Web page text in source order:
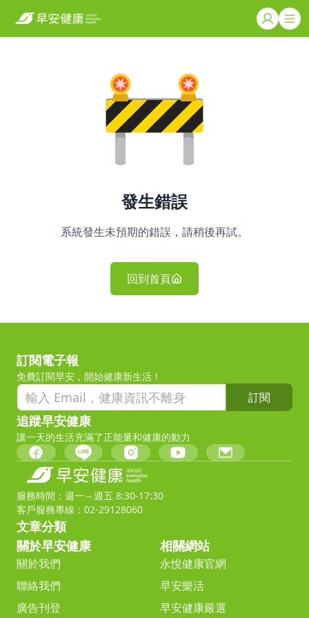
發生錯誤
系統發生未預期的錯誤，請稍後再試。
回到首頁
訂閱電子報
免費訂閱早安，開始健康新生活！
訂閱
追蹤早安健康
讓一天的生活充滿了正能量和健康的動力
服務時間：週一～週五 8:30-17:30
客戶服務專線：02-29128060
文章分類
關於早安健康
關於我們
聯絡我們
廣告刊登
相關網站
永悅健康官網
早安樂活
早安健康嚴選